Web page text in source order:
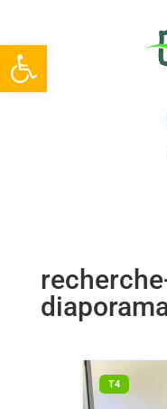
Ouvrir la barre d’outils
T4